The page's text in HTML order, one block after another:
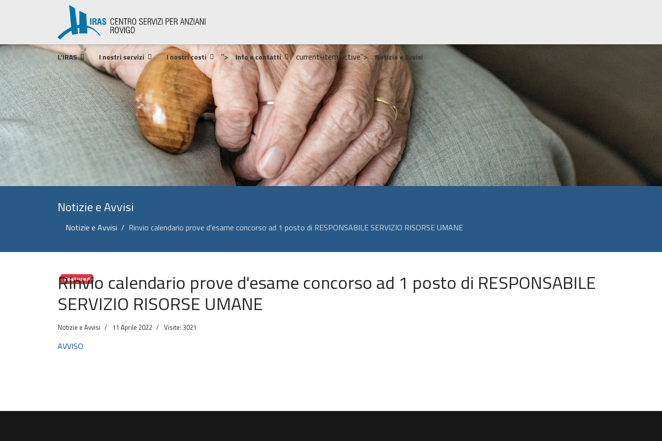
L'IRAS I nostri servizi I nostri costi "> Info e contatti current-item active"> Notizie e Avvisi
Notizie e Avvisi
Notizie e Avvisi Rinvio calendario prove d'esame concorso ad 1 posto di RESPONSABILE SERVIZIO RISORSE UMANE
Featured
Rinvio calendario prove d'esame concorso ad 1 posto di RESPONSABILE
SERVIZIO RISORSE UMANE
Notizie e Avvisi 11 Aprile 2022 Visite: 3021
AVVISO